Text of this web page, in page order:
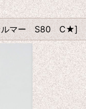
ルマー S80 C★]